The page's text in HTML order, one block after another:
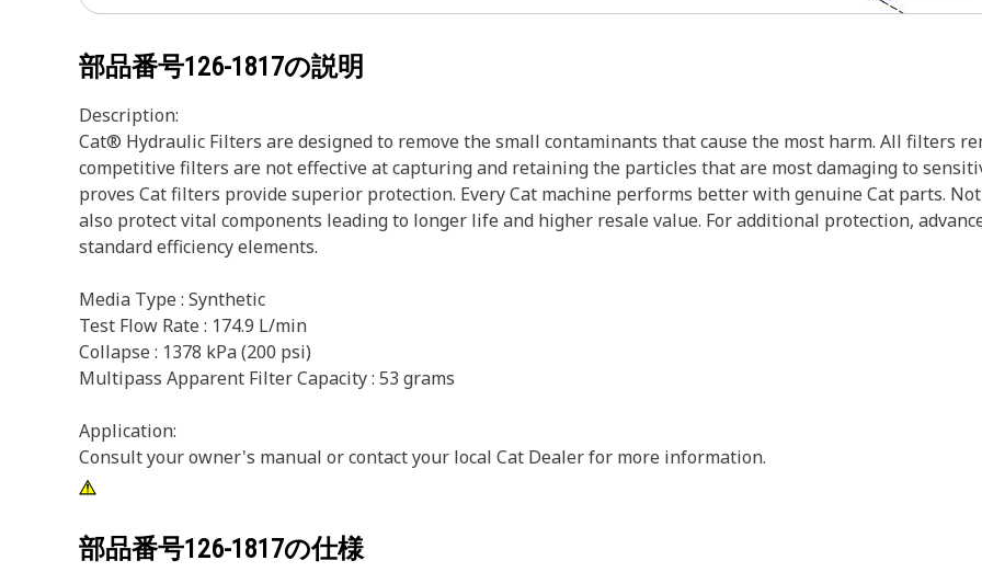
部品番号126-1817の説明
Description:
Cat® Hydraulic Filters are designed to remove the small contaminants that cause the most harm. All filters
competitive filters are not effective at capturing and retaining the particles that are most damaging to
proves Cat filters provide superior protection. Every Cat machine performs better with genuine Cat parts.
also protect vital components leading to longer life and higher resale value. For additional protection,
standard efficiency elements.
Media Type : Synthetic
Test Flow Rate : 174.9 L/min
Collapse : 1378 kPa (200 psi)
Multipass Apparent Filter Capacity : 53 grams
Application:
Consult your owner's manual or contact your local Cat Dealer for more information.
部品番号126-1817の仕様